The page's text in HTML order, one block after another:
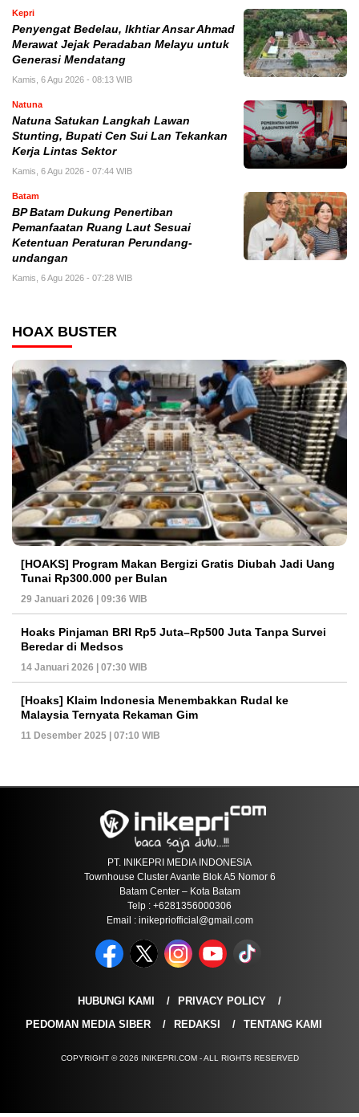
Kepri
Penyengat Bedelau, Ikhtiar Ansar Ahmad
Merawat Jejak Peradaban Melayu untuk
Generasi Mendatang
Kamis, 6 Agu 2026 - 08:13 WIB
Natuna
Natuna Satukan Langkah Lawan
Stunting, Bupati Cen Sui Lan Tekankan
Kerja Lintas Sektor
Kamis, 6 Agu 2026 - 07:44 WIB
Batam
BP Batam Dukung Penertiban
Pemanfaatan Ruang Laut Sesuai
Ketentuan Peraturan Perundang-
undangan
Kamis, 6 Agu 2026 - 07:28 WIB
HOAX BUSTER
[HOAKS] Program Makan Bergizi Gratis Diubah Jadi Uang
Tunai Rp300.000 per Bulan
29 Januari 2026 | 09:36 WIB
Hoaks Pinjaman BRI Rp5 Juta–Rp500 Juta Tanpa Survei
Beredar di Medsos
14 Januari 2026 | 07:30 WIB
[Hoaks] Klaim Indonesia Menembakkan Rudal ke
Malaysia Ternyata Rekaman Gim
11 Desember 2025 | 07:10 WIB
PT. INIKEPRI MEDIA INDONESIA
Townhouse Cluster Avante Blok A5 Nomor 6
Batam Center – Kota Batam
Telp : +6281356000306
Email : inikepriofficial@gmail.com
HUBUNGI KAMI
PRIVACY POLICY
PEDOMAN MEDIA SIBER
REDAKSI TENTANG KAMI
COPYRIGHT © 2026 INIKEPRI.COM - ALL RIGHTS RESERVED